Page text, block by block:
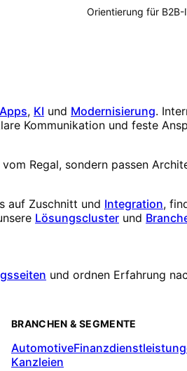
Orientierung für
Apps, KI und Modernisierung.
Kommunikation und feste
Regal, sondern passen
auf Zuschnitt und Integration,
Lösungscluster und
und ordnen Erfahrung
BRANCHEN & SEGMENTE
Automotive
Kanzleien